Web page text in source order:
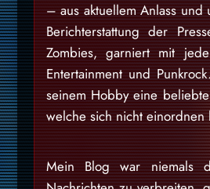
– aus aktuellem Anlass und
Berichterstattung der
Zombies, garniert mit
Entertainment und
seinem Hobby eine
welche sich nicht einordnen
Mein Blog war niemals